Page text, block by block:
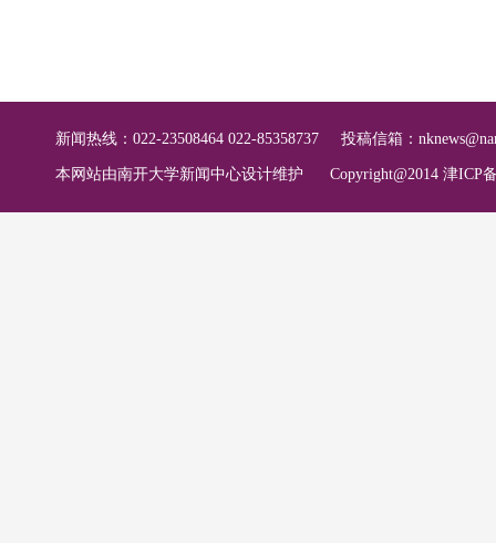
新闻热线：022-23508464 022-85358737 投稿信箱：
本网站由南开大学新闻中心设计维护 Copyright@2014 津ICP